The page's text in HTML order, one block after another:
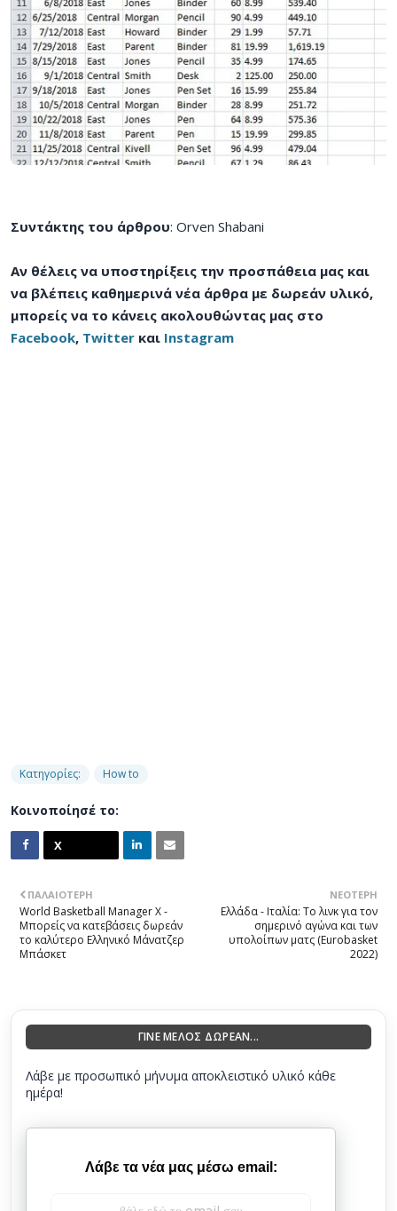
Συντάκτης του άρθρου: Orven Shabani
Αν θέλεις να υποστηρίξεις την προσπάθεια μας και
να βλέπεις καθημερινά νέα άρθρα με δωρεάν υλικό,
μπορείς να το κάνεις ακολουθώντας μας στο
Facebook, Twitter και Instagram
Κατηγορίες: How to
Κοινοποίησέ το:
ΝΕΌΤΕΡΗ
Ελλάδα - Ιταλία: Το λινκ για τον
σημερινό αγώνα και των
υπολοίπων ματς (Eurobasket
2022)
ΠΑΛΑΙΌΤΕΡΗ
World Basketball Manager X -
Μπορείς να κατεβάσεις δωρεάν
το καλύτερο Ελληνικό Μάνατζερ
Μπάσκετ
ΓΙΝΕ ΜΕΛΟΣ ΔΩΡΕΑΝ...
Λάβε με προσωπικό μήνυμα αποκλειστικό υλικό κάθε
ημέρα!
Λάβε τα νέα μας μέσω email: